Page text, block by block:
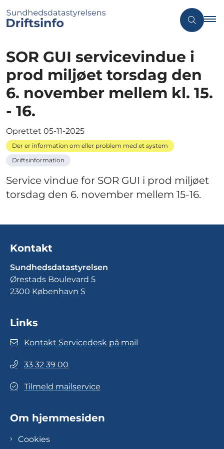
SOR GUI servicevindue i
prod miljøet torsdag den
6. november mellem kl. 15.
- 16.
Oprettet 05-11-2025
Der er information om eller problem med et system
Driftsinformation
Service vindue for SOR GUI i prod miljøet
torsdag den 6. november mellem 15-16.
Kontakt
Sundhedsdatastyrelsen
Ørestads Boulevard 5
2300 København S
Links
Kontakt Servicedesk på mail
33 32 39 00
Tilmeld mailservice
Om hjemmesiden
Cookies